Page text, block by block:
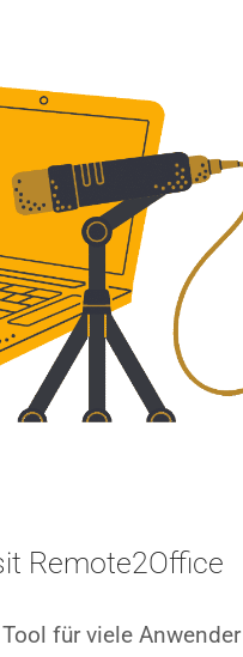
Remote2Office
für viele Anwender